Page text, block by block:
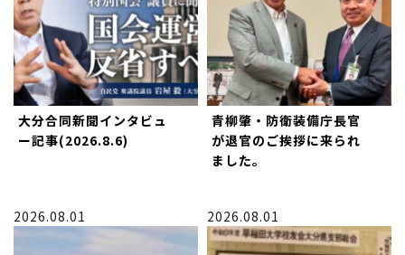
大分合同新聞インタビュ
ー記事(2026.8.6)
青柳肇・防衛装備庁長官
が退官のご挨拶に来られ
ました。
2026.08.01 2026.08.01